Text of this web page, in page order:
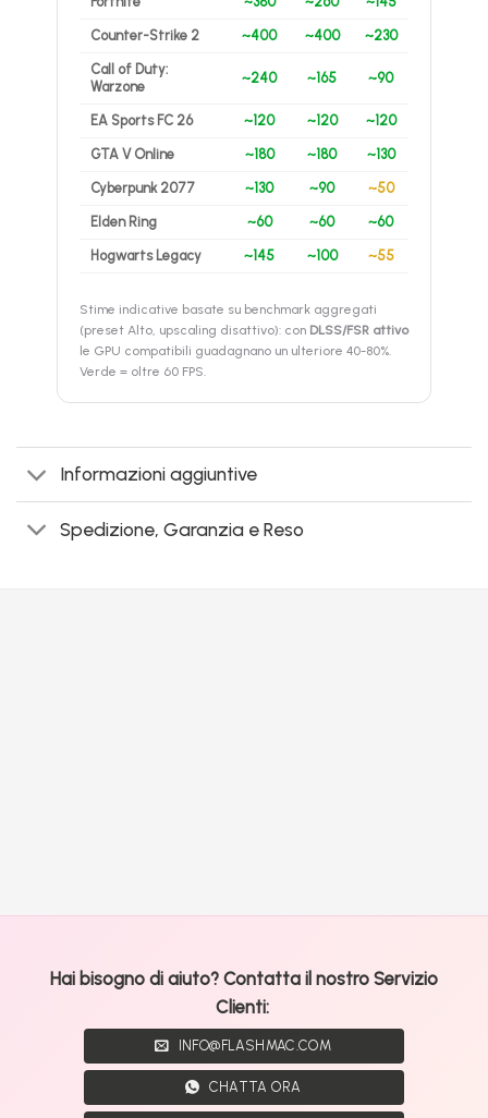
Counter-Strike 2 ~400 ~400 ~230
Call of Duty:
Warzone
~240 ~165 ~90
EA Sports FC 26 ~120 ~120 ~120
GTA V Online ~180 ~180 ~130
Cyberpunk 2077 ~130 ~90 ~50
Elden Ring ~60 ~60 ~60
Hogwarts Legacy ~145 ~100 ~55
Stime indicative basate su benchmark aggregati
(preset Alto, upscaling disattivo): con DLSS/FSR attivo
le GPU compatibili guadagnano un ulteriore 40-80%.
Verde = oltre 60 FPS.
Informazioni aggiuntive
Spedizione, Garanzia e Reso
Hai bisogno di aiuto? Contatta il nostro Servizio
Clienti:
INFO@FLASHMAC.COM
CHATTA ORA